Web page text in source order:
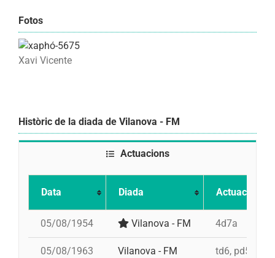
Fotos
Xavi Vicente
Històric de la diada de Vilanova - FM
Actuacions
Data Diada Actuació
05/08/1954 Vilanova - FM 4d7a
05/08/1963 Vilanova - FM td6, pd5, 3d7